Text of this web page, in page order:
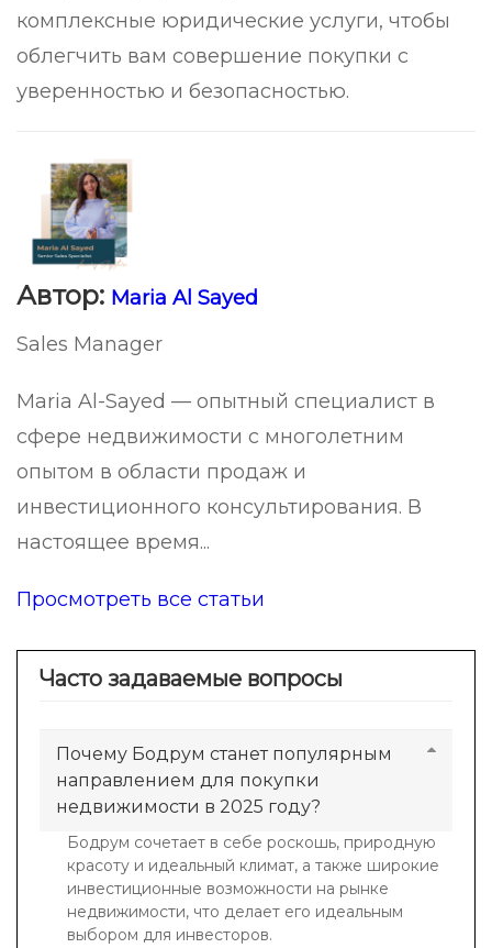
комплексные юридические услуги, чтобы
облегчить вам совершение покупки с
уверенностью и безопасностью.
Автор: Maria Al Sayed
Sales Manager
Maria Al-Sayed — опытный специалист в
сфере недвижимости с многолетним
опытом в области продаж и
инвестиционного консультирования. В
настоящее время...
Просмотреть все статьи
Часто задаваемые вопросы
Почему Бодрум станет популярным
направлением для покупки
недвижимости в 2025 году?
Бодрум сочетает в себе роскошь, природную
красоту и идеальный климат, а также широкие
инвестиционные возможности на рынке
недвижимости, что делает его идеальным
выбором для инвесторов.